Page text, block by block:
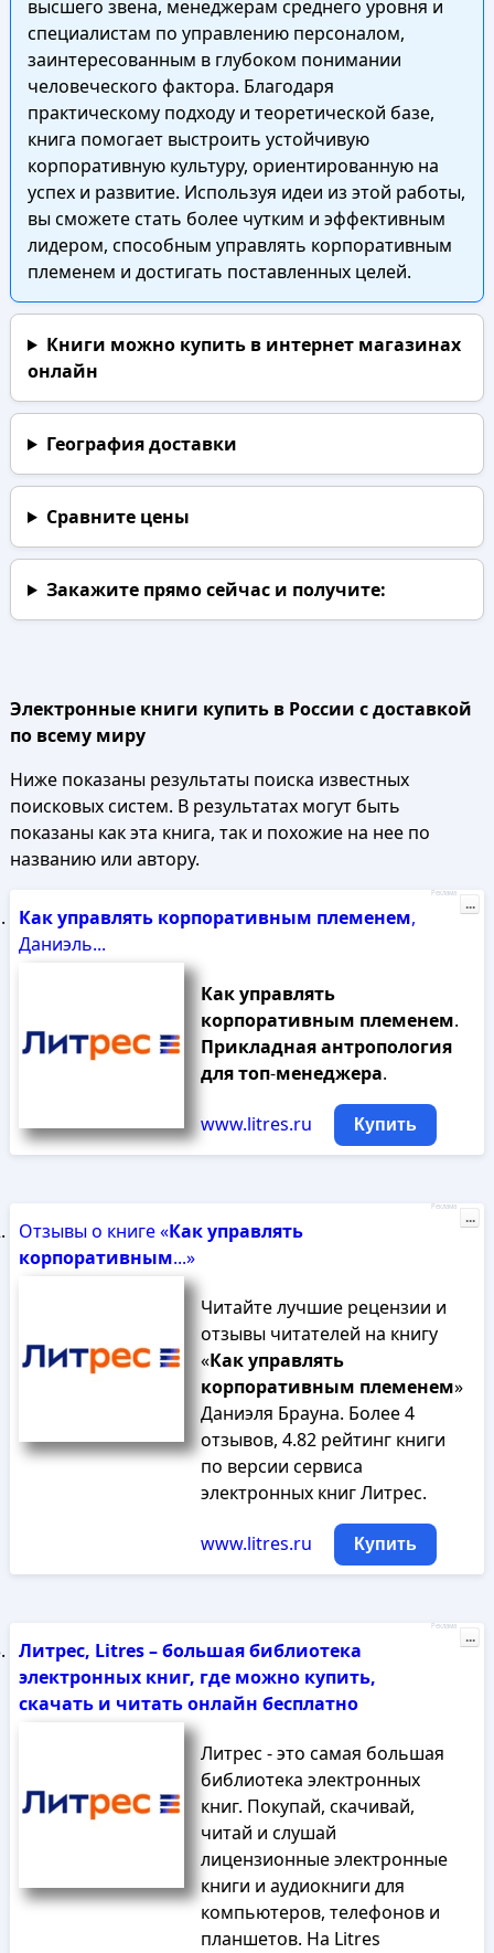
высшего звена, менеджерам среднего уровня и
специалистам по управлению персоналом,
заинтересованным в глубоком понимании
человеческого фактора. Благодаря
практическому подходу и теоретической базе,
книга помогает выстроить устойчивую
корпоративную культуру, ориентированную на
успех и развитие. Используя идеи из этой работы,
вы сможете стать более чутким и эффективным
лидером, способным управлять корпоративным
племенем и достигать поставленных целей.
Книги можно купить в интернет магазинах
онлайн
География доставки
Сравните цены
Закажите прямо сейчаси получите:
Электронные книги купить в России с доставкой
по всему миру
Ниже показаны результаты поиска известных
поисковых систем. В результатах могут быть
показаны как эта книга, так и похожие на нее по
названию или автору.
Какуправлять корпоративным племенем,
Даниэль...
Какуправлять
корпоративным племенем.
Прикладнаяантропология
длятоп-менеджера.
www.litres.ru Купить
Реклама
...
Отзывы о книге «Какуправлять
корпоративным...»
Читайте лучшие рецензии и
отзывы читателей на книгу
«Какуправлять
корпоративным племенем»
Даниэля Брауна. Более 4
отзывов, 4.82 рейтинг книги
по версии сервиса
электронных книг Литрес.
www.litres.ru Купить
Реклама
...
Литрес, Litres – большая библиотека
электронных книг, где можно купить,
скачать и читать онлайн бесплатно
Литрес - это самая большая
библиотека электронных
книг. Покупай, скачивай,
читай и слушай
лицензионные электронные
книги и аудиокниги для
компьютеров, телефонов и
планшетов. На Litres
Реклама
...